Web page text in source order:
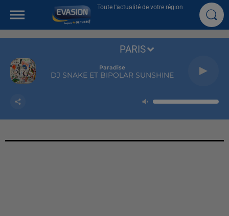
Toute l'actualité de votre région
Paradise
DJ SNAKE ET BIPOLAR SUNSHINE
PARIS